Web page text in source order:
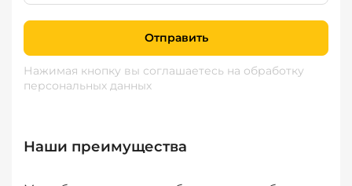
Отправить
Нажимая кнопку вы соглашаетесь на обработку
персональных данных
Наши преимущества